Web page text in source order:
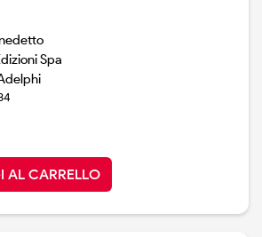
Spa
AL CARRELLO